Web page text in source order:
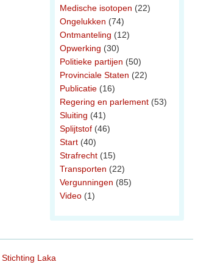
Medische isotopen (22)
Ongelukken (74)
Ontmanteling (12)
Opwerking (30)
Politieke partijen (50)
Provinciale Staten (22)
Publicatie (16)
Regering en parlement (53)
Sluiting (41)
Splijtstof (46)
Start (40)
Strafrecht (15)
Transporten (22)
Vergunningen (85)
Video (1)
Stichting Laka